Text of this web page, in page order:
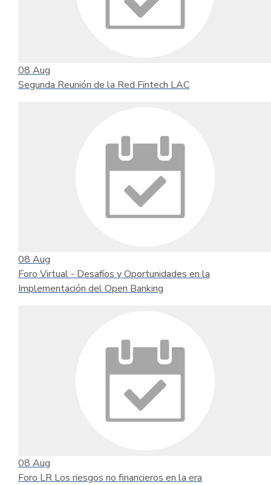
08 Aug
Segunda Reunión de la Red Fintech LAC
08 Aug
Foro Virtual - Desafíos y Oportunidades en la
Implementación del Open Banking
08 Aug
Foro LR Los riesgos no financieros en la era